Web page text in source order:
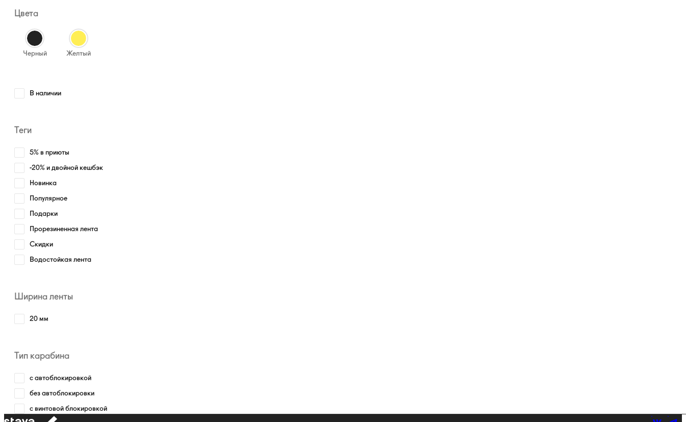
Цвета
Черный Желтый
В наличии
Теги
5% в приюты
-20% и двойной кешбэк
Новинка
Популярное
Подарки
Прорезиненная лента
Скидки
Водостойкая лента
Ширина ленты
20 мм
Тип карабина
с автоблокировкой
без автоблокировки
с винтовой блокировкой
к